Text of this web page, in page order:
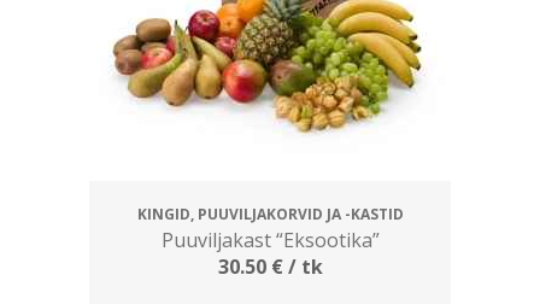
KINGID, PUUVILJAKORVID JA -KASTID
Puuviljakast “Eksootika”
30.50 €/ tk